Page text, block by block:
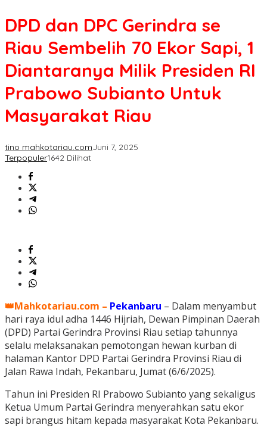
DPD dan DPC Gerindra se
Riau Sembelih 70 Ekor Sapi, 1
Diantaranya Milik Presiden RI
Prabowo Subianto Untuk
Masyarakat Riau
tino mahkotariau.comJuni 7, 2025
Terpopuler1642 Dilihat
👑Mahkotariau.com – Pekanbaru – Dalam menyambut
hari raya idul adha 1446 Hijriah, Dewan Pimpinan Daerah
(DPD) Partai Gerindra Provinsi Riau setiap tahunnya
selalu melaksanakan pemotongan hewan kurban di
halaman Kantor DPD Partai Gerindra Provinsi Riau di
Jalan Rawa Indah, Pekanbaru, Jumat (6/6/2025).
Tahun ini Presiden RI Prabowo Subianto yang sekaligus
Ketua Umum Partai Gerindra menyerahkan satu ekor
sapi brangus hitam kepada masyarakat Kota Pekanbaru.